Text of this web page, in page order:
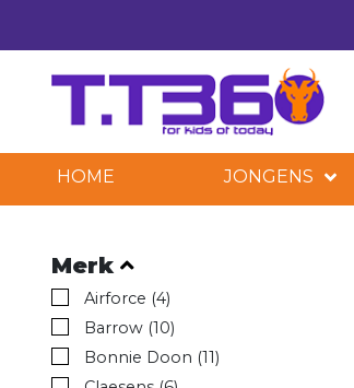
HOME JONGENS
Merk
Airforce (4)
Barrow (10)
Bonnie Doon (11)